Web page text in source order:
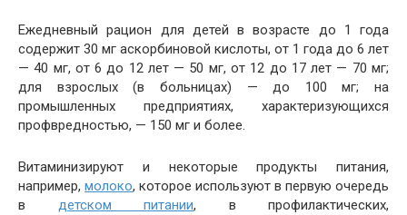
Ежедневный рацион для детей в возрасте до 1 года
содержит 30 мг аскорбиновой кислоты, от 1 года до 6 лет
— 40 мг, от 6 до 12 лет — 50 мг, от 12 до 17 лет — 70 мг;
для взрослых (в больницах) — до 100 мг; на
промышленных предприятиях, характеризующихся
профвредностью, — 150 мг и более.
Витаминизируют и некоторые продукты питания,
например, молоко, которое используют в первую очередь
в детском питании, в профилактических,